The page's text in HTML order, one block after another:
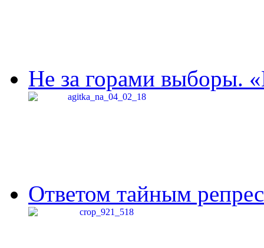
Не за горами выборы.
Ответом тайным